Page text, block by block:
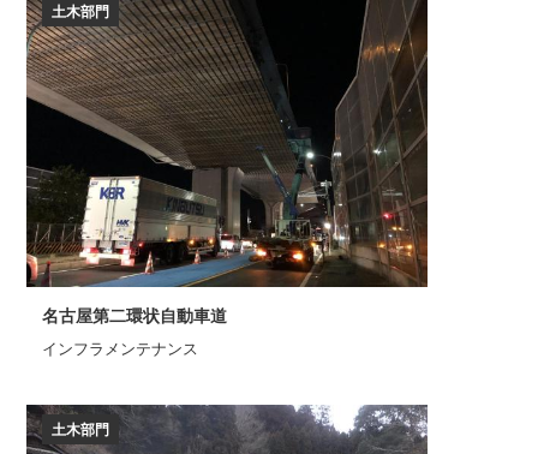
土木部門
名古屋第二環状自動車道
インフラメンテナンス
土木部門